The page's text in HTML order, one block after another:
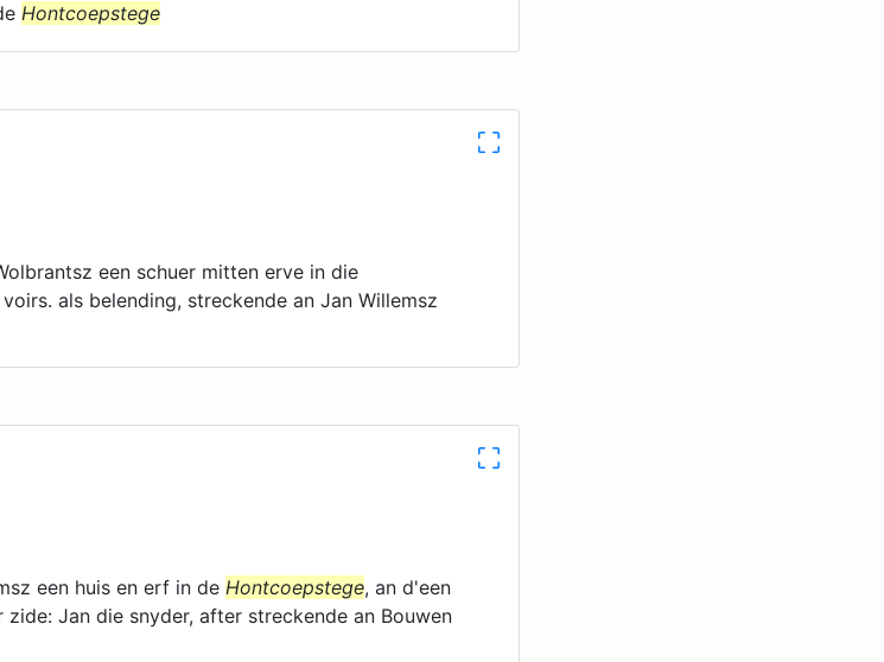
Hontcoepstege
een schuer mitten erve in die
als belending, streckende an Jan Willemsz
een huis en erf in de Hontcoepstege, an d'een
Jan die snyder, after streckende an Bouwen